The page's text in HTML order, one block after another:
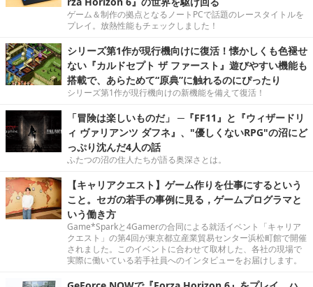
ゲーム＆制作の拠点となるノートPCで話題のレースタイトルを
プレイ。放熱性能もチェックしました！
シリーズ第1作が現行機向けに復活！懐かしくも色褪せ
ない『カルドセプト ザ ファースト』遊びやすい機能も
搭載で、あらためて“原典”に触れるのにぴったり
シリーズ第1作が現行機向けの新機能を備えて復活！
「冒険は楽しいものだ」 ─『FF11』と『ウィザードリ
ィ ヴァリアンツ ダフネ』、"優しくないRPG"の沼にど
っぷり沈んだ4人の話
ふたつの沼の住人たちが語る奥深さとは。
【キャリアクエスト】ゲーム作りを仕事にするという
こと。セガの若手の事例に見る，ゲームプログラマと
いう働き方
Game*Sparkと4Gamerの合同による就活イベント「キャリア
クエスト」の第4回が東京都立産業貿易センター浜松町館で開催
されました。このイベントに合わせて取材した、各社の現場で
実際に働いている若手社員へのインタビューをお届けします。